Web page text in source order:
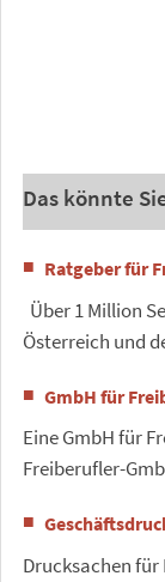
Das könnte
Ratgeber für
Über 1 Million
Österreich und
GmbH für
Eine GmbH für
Freiberufler-
Drucksachen